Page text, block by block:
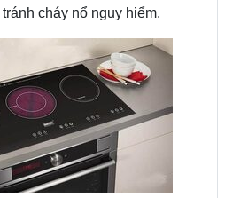
cháy nổ nguy hiểm.